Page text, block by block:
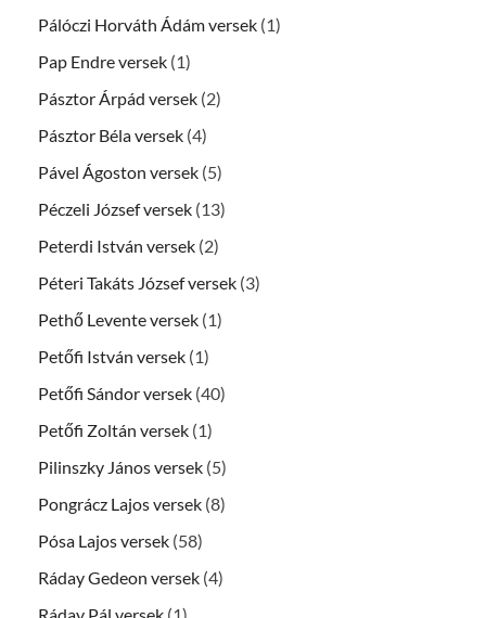
Pálóczi Horváth Ádám versek (1)
Pap Endre versek (1)
Pásztor Árpád versek (2)
Pásztor Béla versek (4)
Pável Ágoston versek (5)
Péczeli József versek (13)
Peterdi István versek (2)
Péteri Takáts József versek (3)
Pethő Levente versek (1)
Petőfi István versek (1)
Petőfi Sándor versek (40)
Petőfi Zoltán versek (1)
Pilinszky János versek (5)
Pongrácz Lajos versek (8)
Pósa Lajos versek (58)
Ráday Gedeon versek (4)